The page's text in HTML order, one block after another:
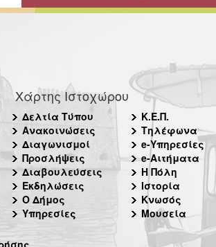
Χάρτης Ιστοχώρου
Δελτία Τύπου
Ανακοινώσεις
Διαγωνισμοί
Προσλήψεις
Διαβουλεύσεις
Εκδηλώσεις
Ο Δήμος
Υπηρεσίες
Κ.Ε.Π.
Τηλέφωνα
e-Υπηρεσίες
e-Αιτήματα
Η Πόλη
Ιστορία
Κνωσός
Μουσεία